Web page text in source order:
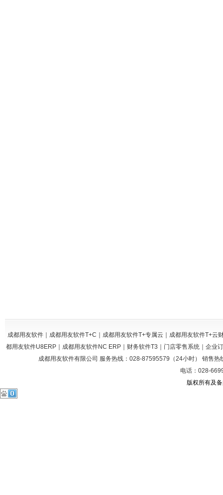
成都用友软件｜成都用友软件T+C｜成都用友软件T+专属云｜成都用友软件T+
都用友软件U8ERP｜成都用友软件NC ERP｜财务软件T3｜门店零售系统｜企
成都用友软件有限公司 服务热线：028-87595579（24小时） 销售
电话：028-
版权所有及